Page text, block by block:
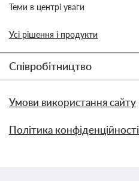
Теми в центрі уваги
Усі рішення і продукти
Співробітництво
Умови використання сайту
Політика конфіденційності